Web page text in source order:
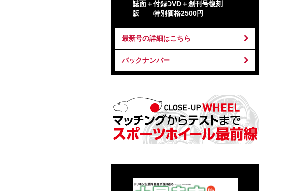
誌面＋付録DVD＋創刊号復刻
版 特別価格2500円
最新号の詳細はこちら
バックナンバー